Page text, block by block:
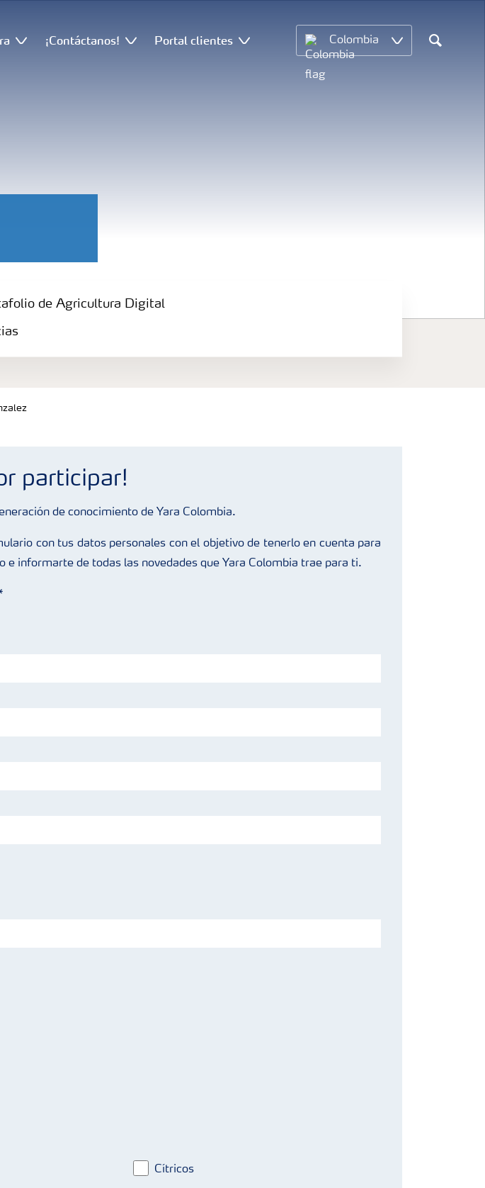
¡Contáctanos! Portal clientes Colombia
Search
de Agricultura Digital
participar!
de conocimiento de Yara Colombia.
con tus datos personales con el objetivo de tenerlo en cuenta para
informarte de todas las novedades que Yara Colombia trae para ti.
Cítricos